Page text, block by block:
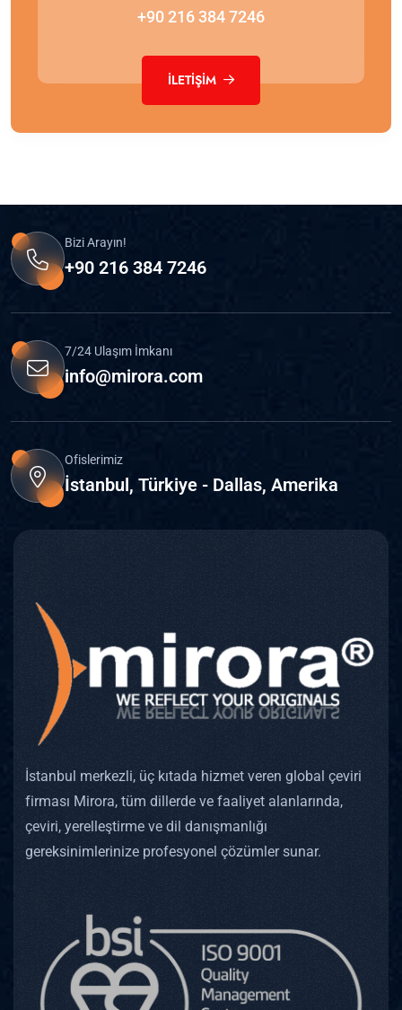
+90 216 384 7246
İLETIŞIM
Bizi Arayın!
+90 216 384 7246
7/24 Ulaşım İmkanı
info@mirora.com
Ofislerimiz
İstanbul, Türkiye - Dallas, Amerika
İstanbul merkezli, üç kıtada hizmet veren global çeviri
firması Mirora, tüm dillerde ve faaliyet alanlarında,
çeviri, yerelleştirme ve dil danışmanlığı
gereksinimlerinize profesyonel çözümler sunar.